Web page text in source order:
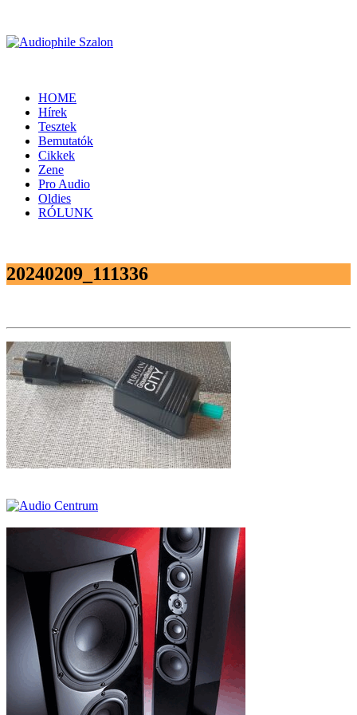
HOME
Hírek
Tesztek
Bemutatók
Cikkek
Zene
Pro Audio
Oldies
RÓLUNK
20240209_111336